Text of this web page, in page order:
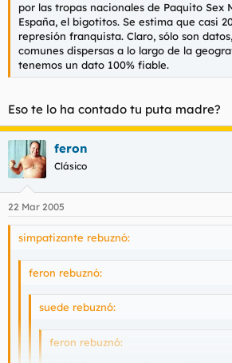
por las tropas nacionales de Paquito Sex
España, el bigotitos. Se estima que casi
represión franquista. Claro, sólo son
comunes dispersas a lo largo de la
tenemos un dato 100% fiable.
Eso te lo ha contado tu puta madre?
feron
Clásico
22 Mar 2005
simpatizante rebuznó:
feron rebuznó:
suede rebuznó:
feron rebuznó: